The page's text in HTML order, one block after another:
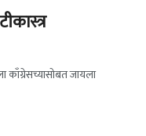
काँग्रेसच्यासोबत जायला